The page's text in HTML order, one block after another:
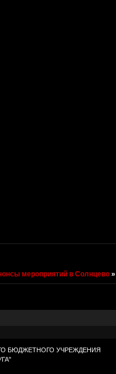
мероприятий в Солнцево
БЮДЖЕТНОГО УЧРЕЖДЕНИЯ